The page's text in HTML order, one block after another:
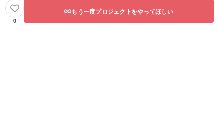
0
もう一度プロジェクトをやってほしい